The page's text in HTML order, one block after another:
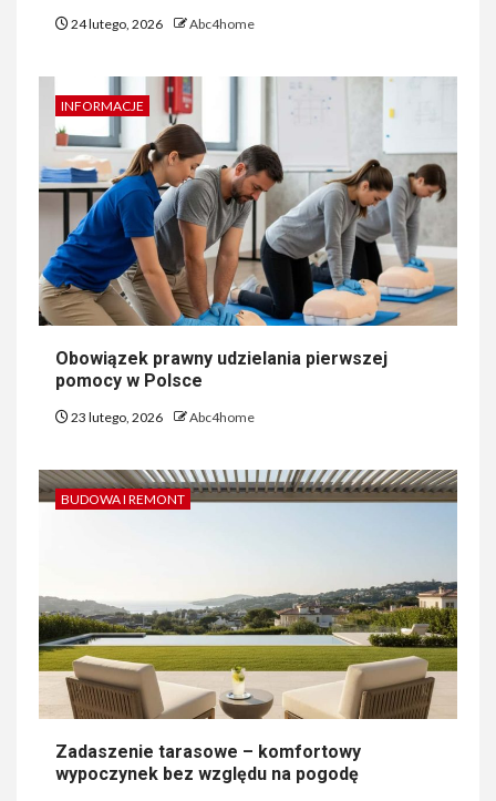
24 lutego, 2026 Abc4home
INFORMACJE
Obowiązek prawny udzielania pierwszej
pomocy w Polsce
23 lutego, 2026 Abc4home
BUDOWA I REMONT
Zadaszenie tarasowe – komfortowy
wypoczynek bez względu na pogodę